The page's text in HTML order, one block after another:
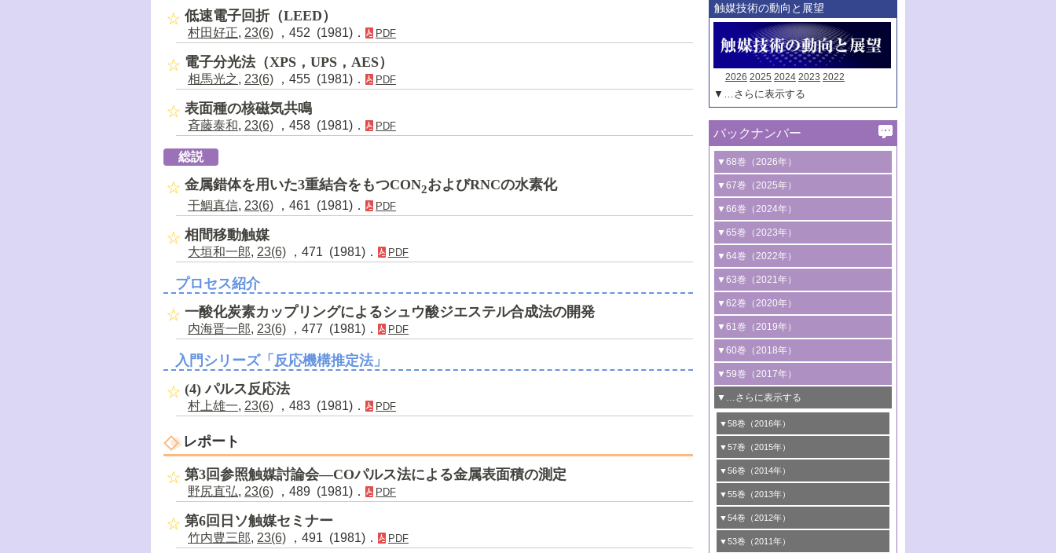
低速電子回折（LEED）
村田好正, 23(6) ，452 (1981)． PDF
電子分光法（XPS，UPS，AES）
相馬光之, 23(6) ，455 (1981)． PDF
表面種の核磁気共鳴
斉藤泰和, 23(6) ，458 (1981)． PDF
総説
金属錯体を用いた3重結合をもつCON2およびRNCの水素化
干鯛真信, 23(6) ，461 (1981)． PDF
相間移動触媒
大垣和一郎, 23(6) ，471 (1981)． PDF
プロセス紹介
一酸化炭素カップリングによるシュウ酸ジエステル合成法の開発
内海晋一郎, 23(6) ，477 (1981)． PDF
入門シリーズ「反応機構推定法」
(4) パルス反応法
村上雄一, 23(6) ，483 (1981)． PDF
レポート
第3回参照触媒討論会―COパルス法による金属表面積の測定
野尻直弘, 23(6) ，489 (1981)． PDF
第6回日ソ触媒セミナー
竹内豊三郎, 23(6) ，491 (1981)． PDF
触媒技術の動向と展望
2026 2025 2024 2023 2022
▼…さらに表示する
バックナンバー
▼68巻（2026年）
1号 過酸化水素合成に関する研究動向
2号 コンピューター技術により加速する
触媒開発
3号 有機分子変換やCO 資源化のための
光触媒に関する最近の研究
B号 第137回触媒討論会（2026年）
▼67巻（2025年）
1号 CO
水素化によるグリーン燃料/グリ
ーンケミカル製造
2号 水素製造のための水分解技術に関す
る最近の研究
3号 オレフィン系樹脂の精密合成に関す
る最新技術
4号 アルコール類の効率的変換を実現す
る非貴金属触媒の研究動向
5号 ゼオライトの合成と応用における研
究動向
6号 ヘテロ接合界面
B号 第135回触媒討論会（2025年）
▼66巻（2024年）
1号 低次元ナノ構造を有する触媒材料
2号 規制反応場を活用した固体触媒研究
の新展開
3号 未踏分子変換を目指した酸化触媒プ
ロセスの最前線
4号 シンクロトロン放射光および中性子
線を利用した触媒解析技術の最先端
5号 単原子触媒
6号 参照触媒委員会からのお知らせ
B号 第133回触媒討論会（2023年）
▼65巻（2023年）
1号 炭素が関わる触媒機能
2号 プラスチックケミカルリサイクルの
ための触媒技術
3号 非酸化物系金属化合物を基盤とした
触媒材料の開発
4号 格子酸素・格子酸素欠陥を利用した
触媒反応
5号 生体触媒によるエネルギー変換反応
6号 窒素とリンの循環のための触媒・機
能性材料
B号 第131回触媒討論会（2023年）
▼64巻（2022年）
1号 合成ガス製造とCOを用いるケミカル
ズ合成の最新動向
2号 化学品合成のための合金触媒開発
3号 CO の排出削減および有効活用のた
めの触媒技術
4号 若手による情報発信企画～とびたて
若き触媒の研究者たち～（1）
5号 若手による情報発信企画～とびたて
若き触媒の研究者たち～（2）
6号 石油のノーブル・ユースを志向した
触媒技術
B号 第129回触媒討論会（2022年・京都
大学：オンライン・対面開催）
▼63巻（2021年）
1号 金触媒の新展開
2号 ペロブスカイト
3号 特殊反応場を利用した触媒的分子変
換反応
4号 多孔質材料を用いた触媒の新展開
5号 情報学的手法を用いた触媒開発
6号 カーボンニュートラルに向けた電解
技術
B号 第127回触媒討論会（2021年・オン
ライン開催(Zoom)のみ）
▼62巻（2020年）
1号 触媒設計を拓く欠陥構造のキャラク
タリゼーション
2号 機能化学品製造に資するクリーンな
触媒的酸化反応
3号 水処理のための触媒化学
4号 光触媒を用いた水分解の最新の研究
動向
5号 次世代の触媒プロセスを支えるマイ
クロ波
6号 メタン転換技術の最新動向
B号 第125回触媒討論会（2020年・工学
院大学）
▼61巻（2019年）
1号 物質移動制御に着目した触媒プロセ
ス開発
2号 CO2 フリー水素サプライチェーンに
関わる触媒開発動向
3号 精密高分子合成に関する最近の研究
動向
4号 バイオマス化成品製造のための触媒
5号 固体触媒による含窒素有機化合物変
換の最前線
6号 貴金属使用量低減に向けた自動車排
▼60巻（2018年）
1号 固体酸触媒の最新の研究動向
2号 二酸化炭素からの有用化学品合成
3号 ナノ粒子・クラスター触媒の最前線
4号 60周年記念企画
5号 進化するゼオライト合成技術
6号 非貴金属系触媒における電気化学的
酸素還元反応
B号 第121回触媒討論会（2018年・東京
大学）
▼59巻（2017年）
1号 いたるところに，触媒
2号 機能性材料の局所構造解析のための
最先端技術
3号 無機分離膜材料の開発と触媒反応プ
ロセスへの適用
4号 触媒研究における計算科学の利用
5号 水素のふるまいを解き明かす最先端
研究
▼…さらに表示する
▼58巻（2016年）
1号 ユニークな構造の高分子を生み出す触
2号 リグニンからの化成品製造に向けた触
3号 触媒研究の最先端～とびたて若き研究
者たち～（1）
▼57巻（2015年）
1号 水素キャリアにかかわる触媒技術の新
2号 石油精製用触媒の最近の進展
3号 固体酸化物形燃料電池（SOFC）におけ
るアノード触媒上での燃料直接改質技術
▼56巻（2014年）
1号 特殊環境場を利用した材料合成
2号 光触媒反応機構に関する最新の研究動
向
▼55巻（2013年）
1号 高耐久性燃料電池システム用触媒にお
▼54巻（2012年）
1号 規則性多孔体の利用技術における最近
▼53巻（2011年）